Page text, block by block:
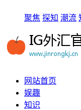
聚焦 探知 潮流
网站首页
娱趣
知识